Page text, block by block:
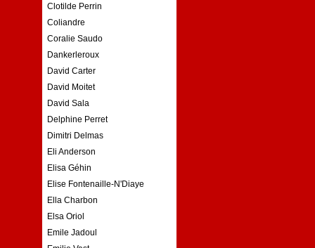
Clotilde Perrin
Coliandre
Coralie Saudo
Dankerleroux
David Carter
David Moitet
David Sala
Delphine Perret
Dimitri Delmas
Eli Anderson
Elisa Géhin
Elise Fontenaille-N'Diaye
Ella Charbon
Elsa Oriol
Emile Jadoul